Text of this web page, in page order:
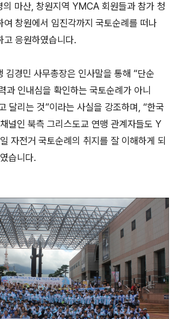
마산, 창원지역 YMCA 회원들과 참가 청
여 창원에서 임진각까지 국토순례를 떠나
고 응원하였습니다.
김경민 사무총장은 인사말을 통해 “단순
과 인내심을 확인하는 국토순례가 아니
달리는 것”이라는 사실을 강조하며, “한국
널인 북측 그리스도교 연맹 관계자들도 Y
자전거 국토순례의 취지를 잘 이해하게 되
습니다.